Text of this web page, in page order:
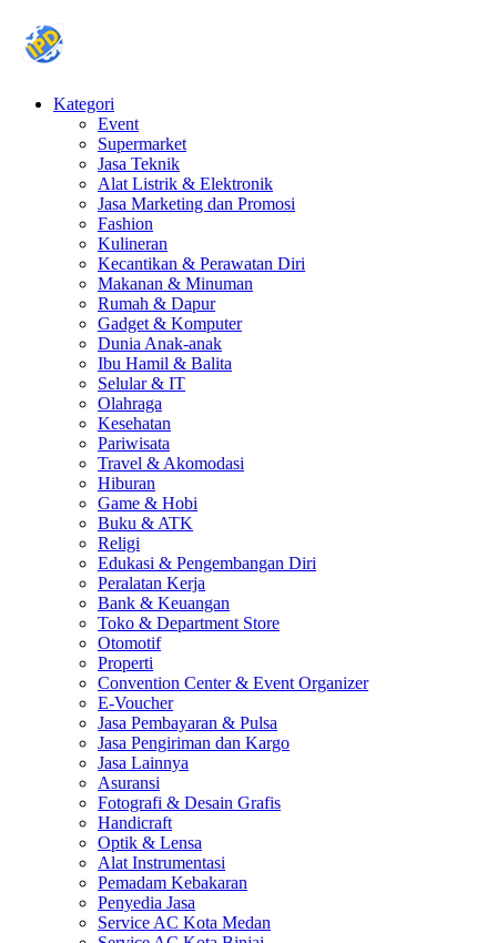
Kategori
Event
Supermarket
Jasa Teknik
Alat Listrik & Elektronik
Jasa Marketing dan Promosi
Fashion
Kulineran
Kecantikan & Perawatan Diri
Makanan & Minuman
Rumah & Dapur
Gadget & Komputer
Dunia Anak-anak
Ibu Hamil & Balita
Selular & IT
Olahraga
Kesehatan
Pariwisata
Travel & Akomodasi
Hiburan
Game & Hobi
Buku & ATK
Religi
Edukasi & Pengembangan Diri
Peralatan Kerja
Bank & Keuangan
Toko & Department Store
Otomotif
Properti
Convention Center & Event Organizer
E-Voucher
Jasa Pembayaran & Pulsa
Jasa Pengiriman dan Kargo
Jasa Lainnya
Asuransi
Fotografi & Desain Grafis
Handicraft
Optik & Lensa
Alat Instrumentasi
Pemadam Kebakaran
Penyedia Jasa
Service AC Kota Medan